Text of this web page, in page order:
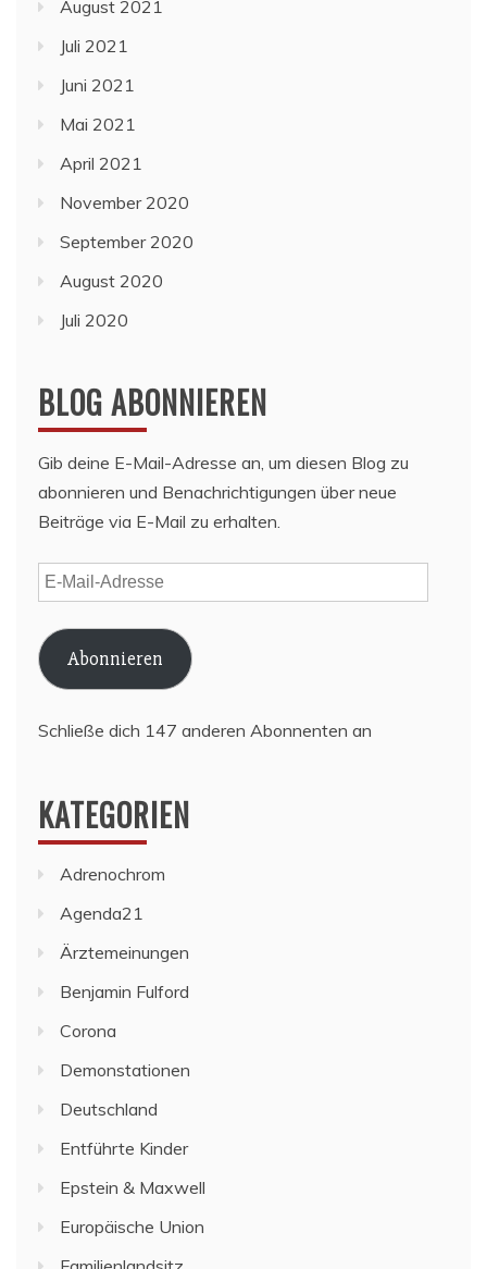
August 2021
Juli 2021
Juni 2021
Mai 2021
April 2021
November 2020
September 2020
August 2020
Juli 2020
BLOG ABONNIEREN
Gib deine E-Mail-Adresse an, um diesen Blog zu
abonnieren und Benachrichtigungen über neue
Beiträge via E-Mail zu erhalten.
E-
Mail-
Adresse
Abonnieren
Schließe dich 147 anderen Abonnenten an
KATEGORIEN
Adrenochrom
Agenda21
Ärztemeinungen
Benjamin Fulford
Corona
Demonstationen
Deutschland
Entführte Kinder
Epstein & Maxwell
Europäische Union